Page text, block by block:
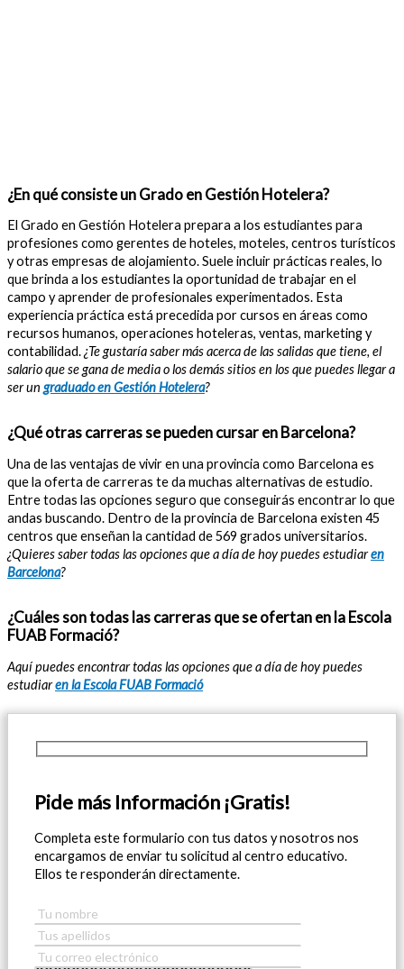
¿En qué consiste un Grado en Gestión Hotelera?
El Grado en Gestión Hotelera prepara a los estudiantes para
profesiones como gerentes de hoteles, moteles, centros turísticos
y otras empresas de alojamiento. Suele incluir prácticas reales, lo
que brinda a los estudiantes la oportunidad de trabajar en el
campo y aprender de profesionales experimentados. Esta
experiencia práctica está precedida por cursos en áreas como
recursos humanos, operaciones hoteleras, ventas, marketing y
contabilidad.¿Te gustaría saber más acerca de las salidas que tiene, el
salario que se gana de media o los demás sitios en los que puedes llegar a
ser un graduado en Gestión Hotelera?
¿Qué otras carreras se pueden cursar en Barcelona?
Una de las ventajas de vivir en una provincia como Barcelona es
que la oferta de carreras te da muchas alternativas de estudio.
Entre todas las opciones seguro que conseguirás encontrar lo que
andas buscando. Dentro de la provincia de Barcelona existen 45
centros que enseñan la cantidad de 569 grados universitarios.
¿Quieres saber todas las opciones que a día de hoy puedes estudiaren
Barcelona?
¿Cuáles son todas las carreras que se ofertan en la Escola
FUAB Formació?
Aquí puedes encontrar todas las opciones que a día de hoy puedes
estudiaren la Escola FUAB Formació
Pide más Información ¡Gratis!
Completa este formulario con tus datos y nosotros nos
encargamos de enviar tu solicitud al centro educativo.
Ellos te responderán directamente.